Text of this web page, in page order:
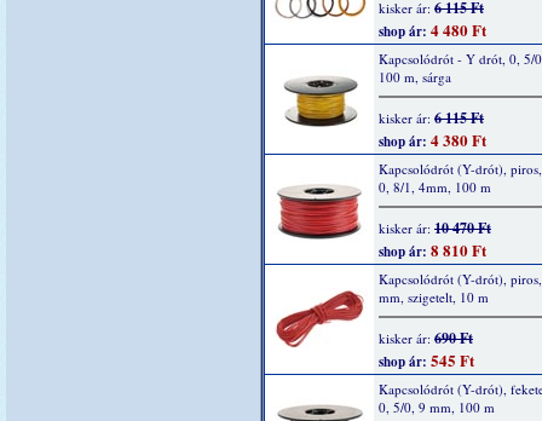
kisker ár: 6 115 Ft
shop ár: 4 480 Ft
Kapcsolódrót - Y drót, 0, 5/
100 m, sárga
kisker ár: 6 115 Ft
shop ár: 4 380 Ft
Kapcsolódrót (Y-drót),
0, 8/1, 4mm, 100 m
kisker ár: 10 470 Ft
shop ár: 8 810 Ft
Kapcsolódrót (Y-drót),
mm, szigetelt, 10 m
kisker ár: 690 Ft
shop ár: 545 Ft
Kapcsolódrót (Y-drót),
0, 5/0, 9 mm, 100 m